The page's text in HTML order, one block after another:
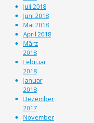
Juli 2018
Juni 2018
Mai 2018
April 2018
März
2018
Februar
2018
Januar
2018
Dezember
2017
November